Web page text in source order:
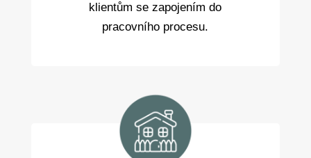
klientům se zapojením do
pracovního procesu.